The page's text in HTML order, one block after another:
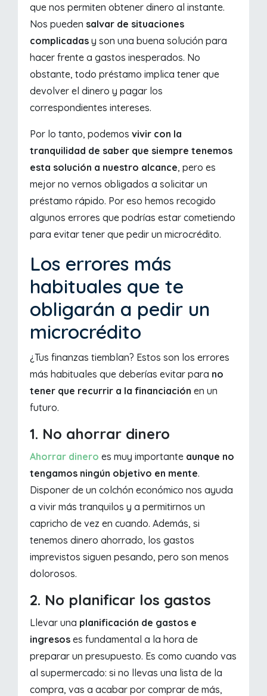
que nos permiten obtener dinero al instante.
Nos pueden salvar de situaciones
complicadas y son una buena solución para
hacer frente a gastos inesperados. No
obstante, todo préstamo implica tener que
devolver el dinero y pagar los
correspondientes intereses.
Por lo tanto, podemosvivir con la
tranquilidad de saber que siempre tenemos
esta solución a nuestro alcance, pero es
mejor no vernos obligados a solicitar un
préstamo rápido. Por eso hemos recogido
algunos errores que podrías estar cometiendo
para evitar tener que pedir un microcrédito.
Los errores más
habituales que te
obligarán a pedir un
microcrédito
¿Tus finanzas tiemblan? Estos son los errores
más habituales que deberías evitar para no
tener que recurrir a la financiación en un
futuro.
1. No ahorrar dinero
Ahorrar dinero es muy importante aunque no
tengamos ningún objetivo en mente.
Disponer de un colchón económico nos ayuda
a vivir más tranquilos y a permitirnos un
capricho de vez en cuando. Además, si
tenemos dinero ahorrado, los gastos
imprevistos siguen pesando, pero son menos
dolorosos.
2. No planificar los gastos
Llevar una planificación de gastos e
ingresoses fundamental a la hora de
preparar un presupuesto. Es como cuando vas
al supermercado: si no llevas una lista de la
compra, vas a acabar por comprar de más,